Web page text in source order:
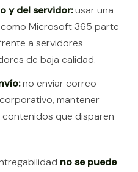
y del servidor:usar una
Microsoft 365 parte
a servidores
de baja calidad.
no enviar correo
mantener
contenidos que disparen
no se puede